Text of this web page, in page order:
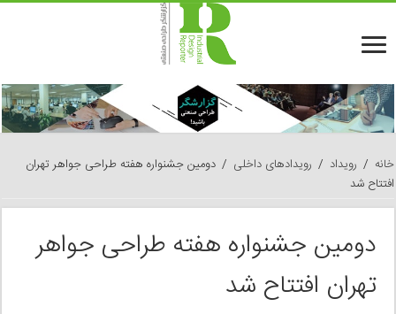
خانه / رویداد / رویدادهای داخلی / دومین جشنواره هفته طراحی جواهر تهران
افتتاح شد
دومین جشنواره هفته طراحی جواهر
تهران افتتاح شد